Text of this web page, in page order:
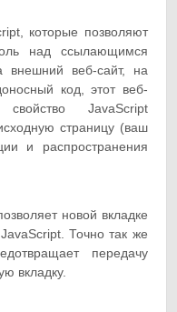
которые позволяют
над ссылающимся
веб-сайт, на
код, этот веб-
JavaScript
страницу (ваш
и распространения
новой вкладке
Точно так же
передачу
вкладку.